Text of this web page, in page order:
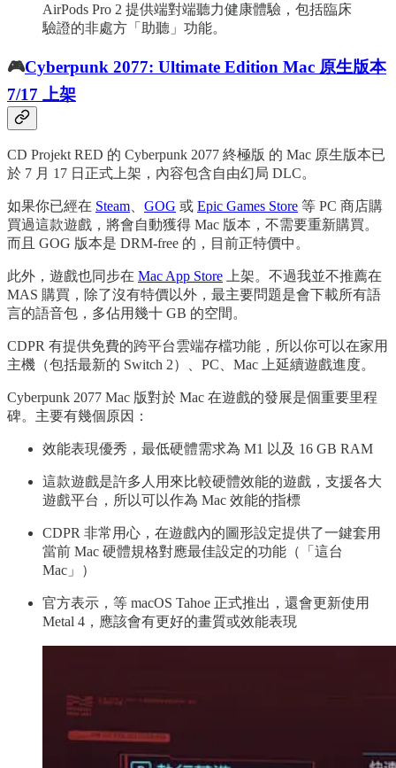
AirPods Pro 2 提供端對端聽力健康體驗，包括臨床
驗證的非處方「助聽」功能。
🎮Cyberpunk 2077: Ultimate Edition Mac 原生版本
7/17 上架
CD Projekt RED 的 Cyberpunk 2077 終極版 的 Mac 原生版本已
於 7 月 17 日正式上架，內容包含自由幻局 DLC。
如果你已經在 Steam、 GOG 或 Epic Games Store 等 PC 商店購
買過這款遊戲，將會自動獲得 Mac 版本，不需要重新購買。
而且 GOG 版本是 DRM-free 的，目前正特價中。
此外，遊戲也同步在 Mac App Store 上架。不過我並不推薦在
MAS 購買，除了沒有特價以外，最主要問題是會下載所有語
言的語音包，多佔用幾十 GB 的空間。
CDPR 有提供免費的跨平台雲端存檔功能，所以你可以在家用
主機（包括最新的 Switch 2）、PC、Mac 上延續遊戲進度。
Cyberpunk 2077 Mac 版對於 Mac 在遊戲的發展是個重要里程
碑。主要有幾個原因：
效能表現優秀，最低硬體需求為 M1 以及 16 GB RAM
這款遊戲是許多人用來比較硬體效能的遊戲，支援各大
遊戲平台，所以可以作為 Mac 效能的指標
CDPR 非常用心，在遊戲內的圖形設定提供了一鍵套用
當前 Mac 硬體規格對應最佳設定的功能（「這台
Mac」）
官方表示，等 macOS Tahoe 正式推出，還會更新使用
Metal 4，應該會有更好的畫質或效能表現